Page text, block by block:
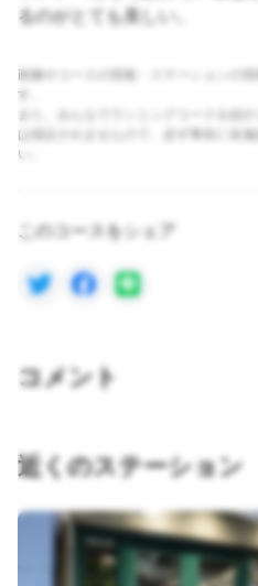
るのがとても美しい。
画像やコースの情報・ステーションの
す。
また、みんなでランニングコースを紹
は保証されませんので、必ず事前に各
い。
このコースをシェア
コメント
近くのステーション